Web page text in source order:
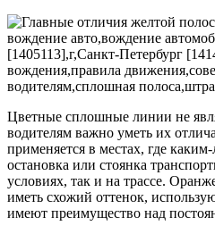
Цветные сплошные линии не
водителям важно уметь их
применяется в местах, где
остановка или стоянка
условиях, так и на трассе.
иметь схожий оттенок,
имеют преимущество над